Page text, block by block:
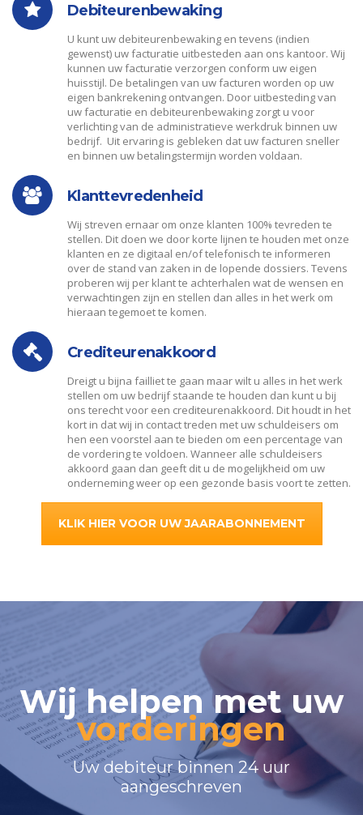
Debiteurenbewaking
U kunt uw debiteurenbewaking en tevens (indien
gewenst) uw facturatie uitbesteden aan ons kantoor. Wij
kunnen uw facturatie verzorgen conform uw eigen
huisstijl. De betalingen van uw facturen worden op uw
eigen bankrekening ontvangen. Door uitbesteding van
uw facturatie en debiteurenbewaking zorgt u voor
verlichting van de administratieve werkdruk binnen uw
bedrijf. Uit ervaring is gebleken dat uw facturen sneller
en binnen uw betalingstermijn worden voldaan.
Klanttevredenheid
Wij streven ernaar om onze klanten 100% tevreden te
stellen. Dit doen we door korte lijnen te houden met onze
klanten en ze digitaal en/of telefonisch te informeren
over de stand van zaken in de lopende dossiers. Tevens
proberen wij per klant te achterhalen wat de wensen en
verwachtingen zijn en stellen dan alles in het werk om
hieraan tegemoet te komen.
Crediteurenakkoord
Dreigt u bijna failliet te gaan maar wilt u alles in het werk
stellen om uw bedrijf staande te houden dan kunt u bij
ons terecht voor een crediteurenakkoord. Dit houdt in het
kort in dat wij in contact treden met uw schuldeisers om
hen een voorstel aan te bieden om een percentage van
de vordering te voldoen. Wanneer alle schuldeisers
akkoord gaan dan geeft dit u de mogelijkheid om uw
onderneming weer op een gezonde basis voort te zetten.
KLIK HIER VOOR UW JAARABONNEMENT
Wij helpen met uw
vorderingen
Uw debiteur binnen 24 uur
aangeschreven